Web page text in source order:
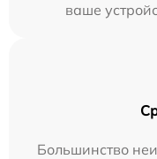
ваше
Большинство